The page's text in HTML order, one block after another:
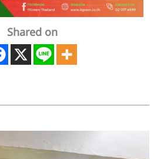
Shared on